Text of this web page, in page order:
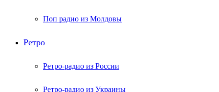
Поп радио из Молдовы
Ретро
Ретро-радио из России
Ретро-радио из Украины